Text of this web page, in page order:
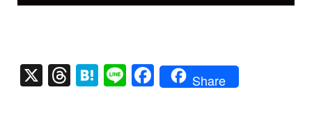
X
T
H
Li
F
Share